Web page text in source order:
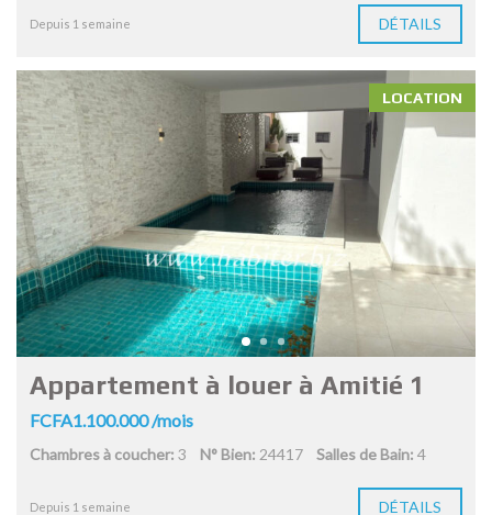
Depuis 1 semaine DÉTAILS
LOCATION
Appartement à louer à Amitié 1
FCFA1.100.000 /mois
Chambres à coucher: 3 N° Bien: 24417 Salles de Bain: 4
Depuis 1 semaine DÉTAILS